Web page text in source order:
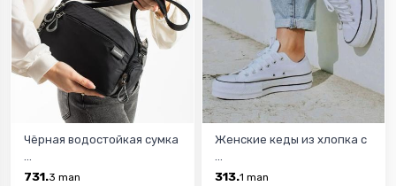
Чёрная водостойкая сумка
...
731.3 man
Женские кеды из хлопка с
...
313.1 man